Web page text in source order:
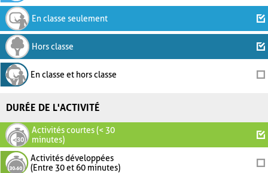
En classe seulement
Hors classe
En classe et hors classe
DURÉE DE L'ACTIVITÉ
Activités courtes (< 30
minutes)
Activités développées
(Entre 30 et 60 minutes)